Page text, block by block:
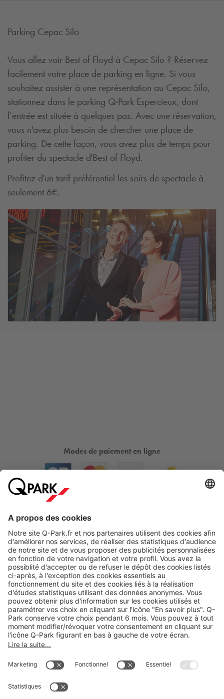
Parking Cepac Silo
Vous allez voir Best of Floyd à Cepac Silo ? Réservez
facilement votre place de parking en ligne. Si vous
souhaitez assister à une représentation au Cepac Silo,
stationnez dans le parking Q-Park Espercieux, dont
l’entrée est située à quelques pas. Avec une réservation,
vous n'avez plus besoin de chercher une place de
parking. De cette façon, vous avez plus de temps pour
profiter du spectacle d'Best of Floyd.
Profitez d'un tarif préférentiel les soirs de spectacle à
seulement 6€.
Modes de paiement en ligne
Nos produits
Nos services